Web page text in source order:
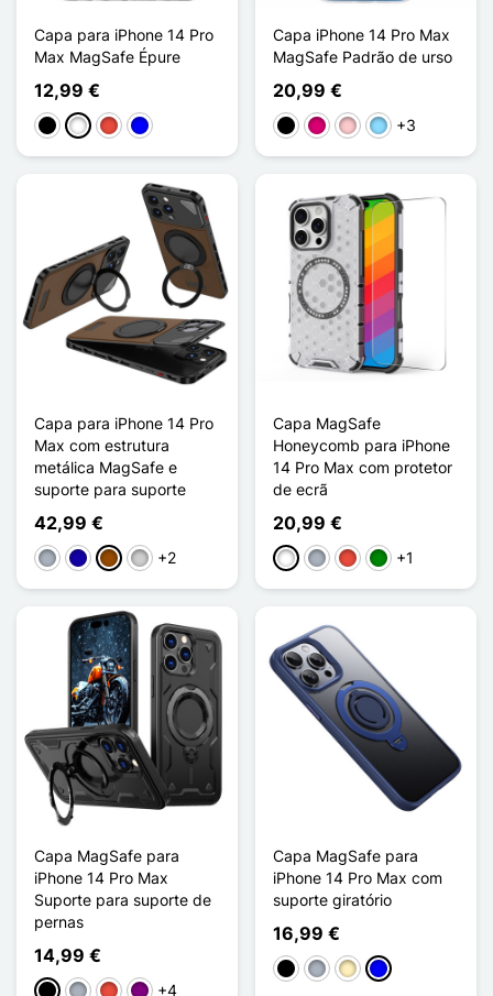
Capa para iPhone 14 Pro
Max MagSafe Épure
12,99 €
PretoBrancoVermelho
Azul
Capa iPhone 14 Pro Max
MagSafe Padrão de urso
20,99 €
PretoMagenta
RosaAzul Claro
+3
Capa para iPhone 14 Pro
Max com estrutura
metálica MagSafe e
suporte para suporte
42,99 €
CinzentoAzul Escuro
Castanho
Prata+2
Capa MagSafe
Honeycomb para iPhone
14 Pro Max com protetor
de ecrã
20,99 €
BrancoCinzentoVermelho
Verde
+1
Capa MagSafe para
iPhone 14 Pro Max
Suporte para suporte de
pernas
14,99 €
PretoCinzentoVermelho
Púrpura
+4
Capa MagSafe para
iPhone 14 Pro Max com
suporte giratório
16,99 €
PretoCinzento
OuroAzul